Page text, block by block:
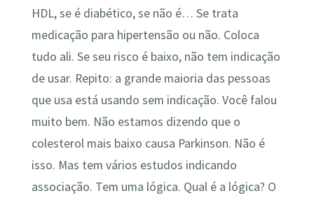
HDL, se é diabético, se não é… Se trata
medicação para hipertensão ou não. Coloca
tudo ali. Se seu risco é baixo, não tem indicação
de usar. Repito: a grande maioria das pessoas
que usa está usando sem indicação. Você falou
muito bem. Não estamos dizendo que o
colesterol mais baixo causa Parkinson. Não é
isso. Mas tem vários estudos indicando
associação. Tem uma lógica. Qual é a lógica? O